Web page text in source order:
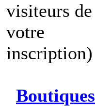
visiteurs de
votre
inscription)
Boutiques